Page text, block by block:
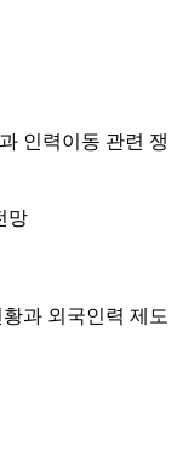
인력이동 관련 쟁
망
과 외국인력 제도